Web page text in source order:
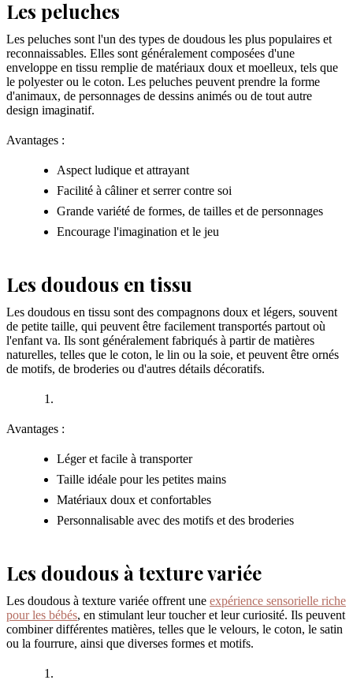
Les peluches
Les peluches sont l'un des types de doudous les plus populaires et
reconnaissables. Elles sont généralement composées d'une
enveloppe en tissu remplie de matériaux doux et moelleux, tels que
le polyester ou le coton. Les peluches peuvent prendre la forme
d'animaux, de personnages de dessins animés ou de tout autre
design imaginatif.
Avantages :
Aspect ludique et attrayant
Facilité à câliner et serrer contre soi
Grande variété de formes, de tailles et de personnages
Encourage l'imagination et le jeu
Les doudous en tissu
Les doudous en tissu sont des compagnons doux et légers, souvent
de petite taille, qui peuvent être facilement transportés partout où
l'enfant va. Ils sont généralement fabriqués à partir de matières
naturelles, telles que le coton, le lin ou la soie, et peuvent être ornés
de motifs, de broderies ou d'autres détails décoratifs.
Avantages :
Léger et facile à transporter
Taille idéale pour les petites mains
Matériaux doux et confortables
Personnalisable avec des motifs et des broderies
Les doudous à texture variée
Les doudous à texture variée offrent une expérience sensorielle riche
pour les bébés, en stimulant leur toucher et leur curiosité. Ils peuvent
combiner différentes matières, telles que le velours, le coton, le satin
ou la fourrure, ainsi que diverses formes et motifs.